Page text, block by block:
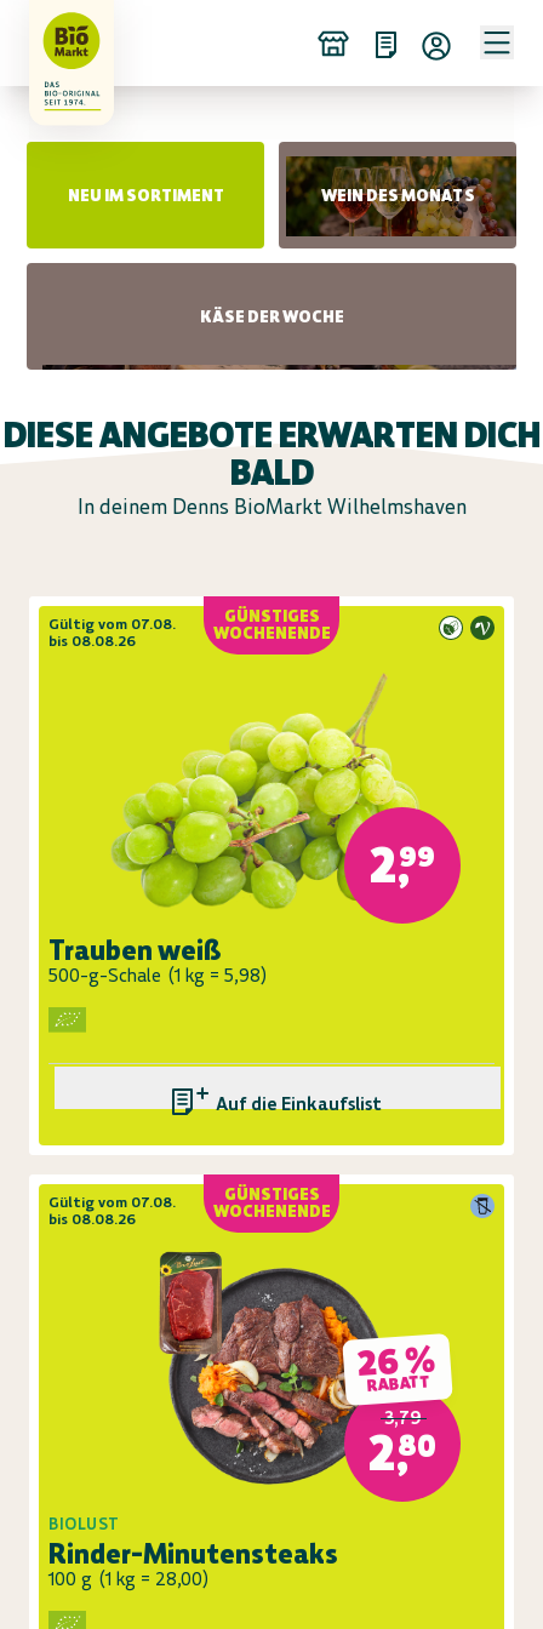
NEU IM SORTIMENT WEIN DES MONATS
KÄSE DER WOCHE
DIESE ANGEBOTE ERWARTEN DICH
BALD
In deinem Denns BioMarkt Wilhelmshaven
GÜNSTIGES
WOCHENENDE
Gültig vom 07.08.
bis 08.08.26
2,99
Trauben weiß
500-g-Schale (1 kg = 5,98)
Auf die Einkaufsliste
GÜNSTIGES
WOCHENENDE
Gültig vom 07.08.
bis 08.08.26
26 %
RABATT
3,79
2,80
BIOLUST
Rinder-Minutensteaks
100 g (1 kg = 28,00)